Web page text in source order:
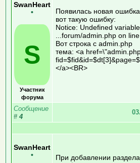
SwanHeart
•
S
Участник
форума
Появилась новая
вот такую ошибку:
Notice: Undefined
...forum/admin.php on
Вот строка с admin.php
тема: <a
</a><BR>
Сообщение
# 4
SwanHeart
•
При добавлении